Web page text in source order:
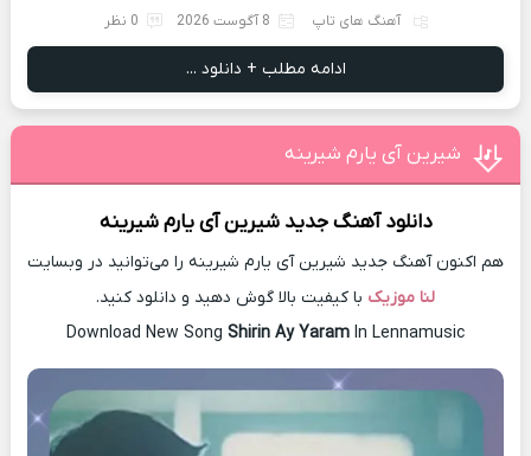
آهنگ های تاپ 8 آگوست 2026 0 نظر
ادامه مطلب + دانلود ...
شیرین آی یارم شیرینه
دانلود آهنگ جدید شیرین آی یارم شیرینه
هم اکنون آهنگ جدید شیرین آی یارم شیرینه را می‌توانید در وبسایت
لنا موزیک با کیفیت بالا گوش دهید و دانلود کنید.
Download New Song Shirin Ay Yaram In Lennamusic